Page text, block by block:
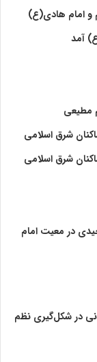
و امام هادی(ع)
آمد
مطیعی
شرق اسلامی
شرق اسلامی
در معیت امام
در شکل‌گیری نظم